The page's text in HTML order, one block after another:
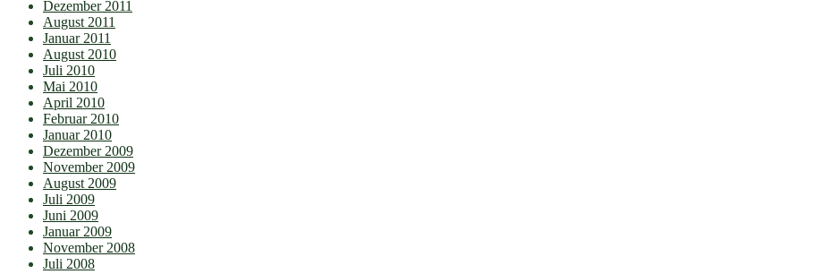
Dezember 2011
August 2011
Januar 2011
August 2010
Juli 2010
Mai 2010
April 2010
Februar 2010
Januar 2010
Dezember 2009
November 2009
August 2009
Juli 2009
Juni 2009
Januar 2009
November 2008
Juli 2008